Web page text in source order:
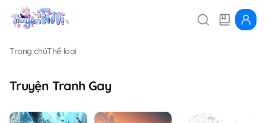
Trang chủThể loại
Truyện Tranh Gay